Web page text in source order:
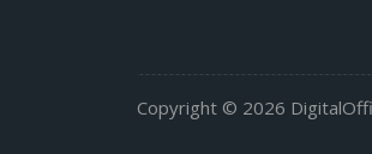
Copyright © 2026